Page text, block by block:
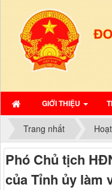
GIỚI THIỆU
Trang nhất
Phó Chủ tịch
của Tỉnh ủy làm